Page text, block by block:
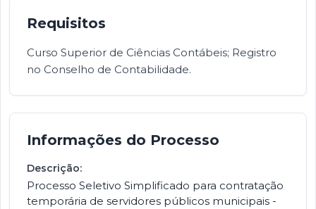
Requisitos
Curso Superior de Ciências Contábeis; Registro
no Conselho de Contabilidade.
Informações do Processo
Descrição:
Processo Seletivo Simplificado para contratação
temporária de servidores públicos municipais -